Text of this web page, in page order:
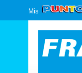
Mis